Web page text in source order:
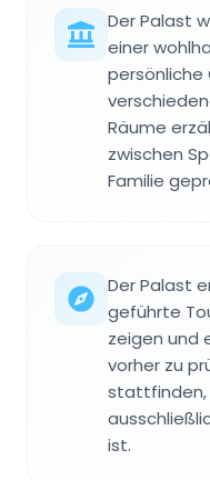
Der Palast
einer
persönliche
Räume
zwischen
Familie
Der Palast
geführte
zeigen und
vorher zu
stattfinden,
ist.